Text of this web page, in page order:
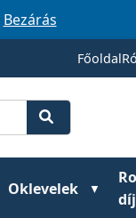
Bezárás
Főoldal
Oklevelek